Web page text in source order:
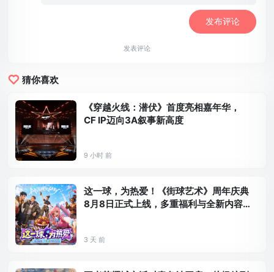
发表评论
猜你喜欢
《穿越火线：潜伏》首度亮相嘉年华，
CF IP迈向3A叙事新高度
9 小时 前
这一球，为热爱！《街球艺术》周年庆典
8月8日正式上线，多重福利与全新内容
3 天 前